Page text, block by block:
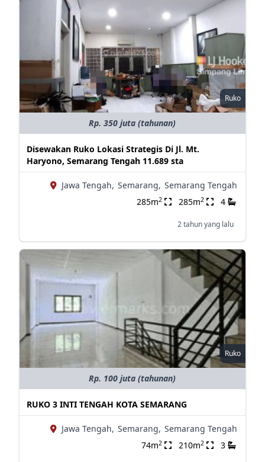
Ruko
Rp. 350 juta (tahunan)
Disewakan Ruko Lokasi Strategis Di Jl. Mt.
Haryono, Semarang Tengah 11.689 sta
Jawa Tengah, Semarang, Semarang Tengah
285m2 285m2 4
2 tahun yang lalu
Ruko
Rp. 100 juta (tahunan)
RUKO 3 INTI TENGAH KOTA SEMARANG
Jawa Tengah, Semarang, Semarang Tengah
74m2 210m2 3